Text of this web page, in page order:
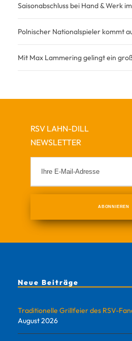
Saisonabschluss bei Hand & Werk
Polnischer Nationalspieler kommt
Mit Max Lammering gelingt ein
RSV LAHN-DILL
NEWSLETTER
Neue Beiträge
Traditionelle Grillfeier des RSV-
August 2026